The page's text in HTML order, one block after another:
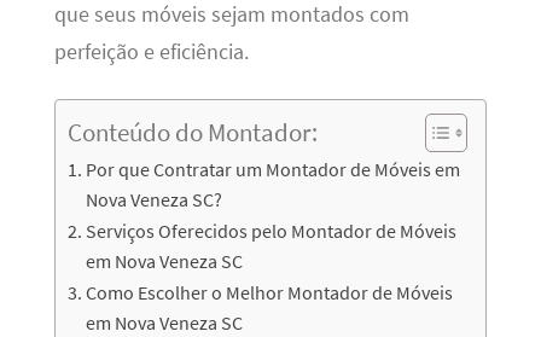
que seus móveis sejam montados com
perfeição e eficiência.
Conteúdo do Montador:
Por que Contratar um Montador de Móveis em
Nova Veneza SC?
Serviços Oferecidos pelo Montador de Móveis
em Nova Veneza SC
Como Escolher o Melhor Montador de Móveis
em Nova Veneza SC